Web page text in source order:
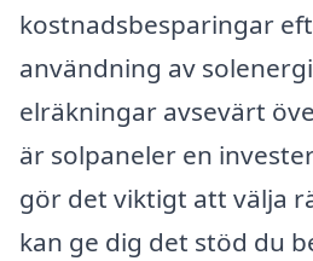
kostnadsbesparingar
användning av
elräkningar avsevärt
är solpaneler en
gör det viktigt att välja
kan ge dig det stöd du